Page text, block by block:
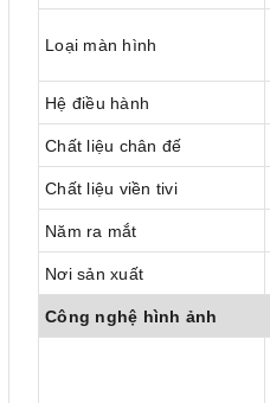
Loại màn hình
Hệ điều hành
Chất liệu chân đế
Chất liệu viền tivi
Năm ra mắt
Nơi sản xuất
Công nghệ hình ảnh